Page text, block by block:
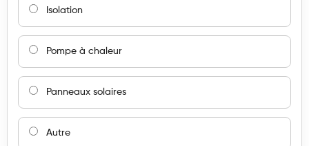
Isolation
Pompe à chaleur
Panneaux solaires
Autre